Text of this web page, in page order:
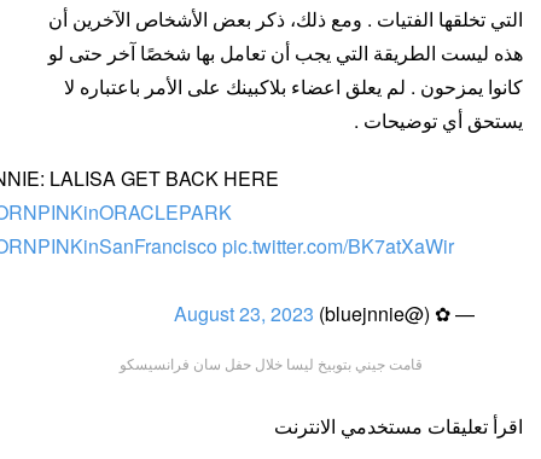
التي تخلقها الفتيات . ومع ذلك، ذكر بعض الأشخاص الآخرين أن
هذه ليست الطريقة التي يجب أن تعامل بها شخصًا آخر حتى لو
كانوا يمزحون . لم يعلق اعضاء بلاكبينك على الأمر باعتباره لا
يستحق أي توضيحات .
LALISA GET BACK HERE
pic.twitter.com/BK7atXaWir
— ✿ (@bluejnnie)
August 23, 2023
قامت جيني بتوبيخ ليسا خلال حفل سان فرانسيسكو
اقرأ تعليقات مستخدمي الانترنت